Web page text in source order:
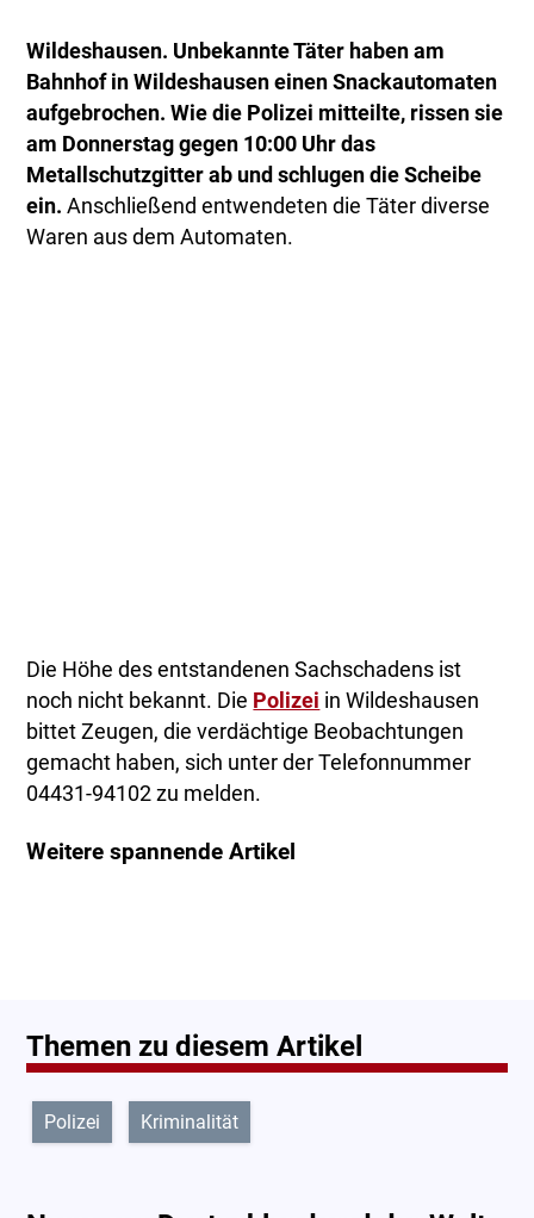
Wildeshausen. Unbekannte Täter haben am
Bahnhof in Wildeshausen einen Snackautomaten
aufgebrochen. Wie die Polizei mitteilte, rissen sie
am Donnerstag gegen 10:00 Uhr das
Metallschutzgitter ab und schlugen die Scheibe
ein. Anschließend entwendeten die Täter diverse
Waren aus dem Automaten.
Die Höhe des entstandenen Sachschadens ist
noch nicht bekannt. Die Polizei in Wildeshausen
bittet Zeugen, die verdächtige Beobachtungen
gemacht haben, sich unter der Telefonnummer
04431-94102 zu melden.
Weitere spannende Artikel
Themen zu diesem Artikel
Polizei Kriminalität